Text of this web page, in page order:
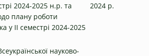
2024-2025 н.р. та
плану роботи
у ІІ семестрі 2024-2025
2024 р.
науково-